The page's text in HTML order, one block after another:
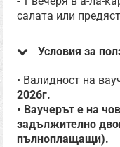
салата или
Условия за
• Валидност на
2026г.
• Ваучерът е на
задължително
пълноплащащи).